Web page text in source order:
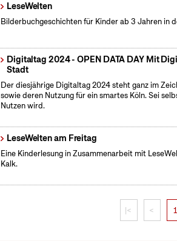
LeseWelten
Bilderbuchgeschichten für Kinder ab 3 Jahren in
Digitaltag 2024 - OPEN DATA DAY Mit
Stadt
Der diesjährige Digitaltag 2024 steht ganz im
sowie deren Nutzung für ein smartes Köln. Sei
Nutzen wird.
LeseWelten am Freitag
Eine Kinderlesung in Zusammenarbeit mit
Kalk.
|< < 1